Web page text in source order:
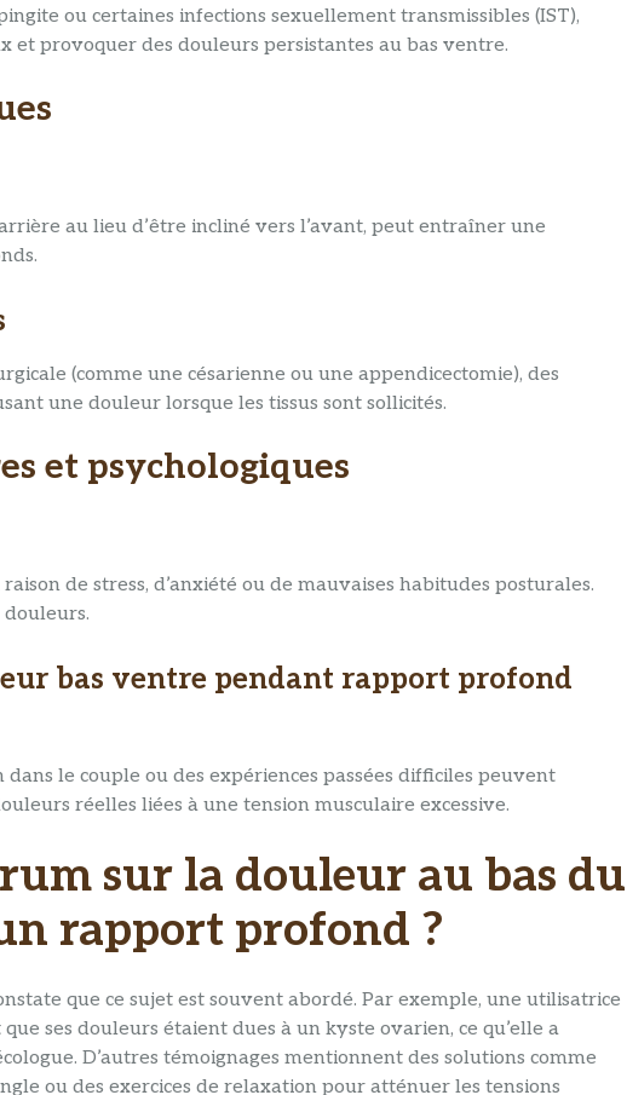
ou certaines infections sexuellement transmissibles (IST),
provoquer des douleurs persistantes au bas ventre.
au lieu d’être incliné vers l’avant, peut entraîner une
(comme une césarienne ou une appendicectomie), des
une douleur lorsque les tissus sont sollicités.
et psychologiques
de stress, d’anxiété ou de mauvaises habitudes posturales.
douleurs.
bas ventre pendant rapport profond
le couple ou des expériences passées difficiles peuvent
réelles liées à une tension musculaire excessive.
sur la douleur au bas du
rapport profond ?
que ce sujet est souvent abordé. Par exemple, une utilisatrice
ses douleurs étaient dues à un kyste ovarien, ce qu’elle a
D’autres témoignages mentionnent des solutions comme
ou des exercices de relaxation pour atténuer les tensions